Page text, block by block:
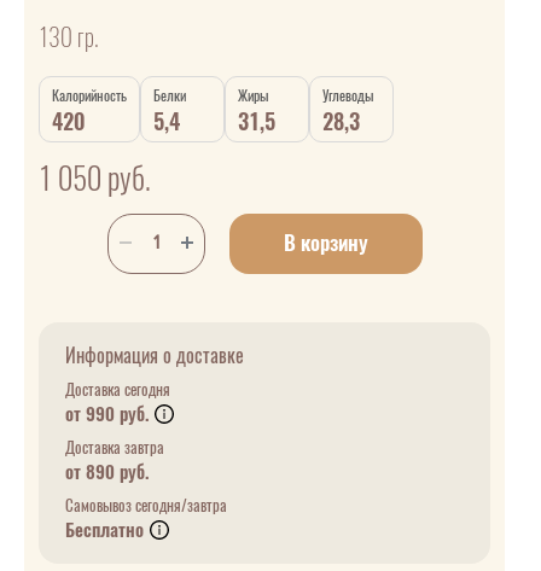
130 гр.
Калорийность
420
Белки
5,4
Жиры
31,5
Углеводы
28,3
1 050 руб.
В корзину
Информация о доставке
Доставка сегодня
от 990 руб.
Доставка завтра
от 890 руб.
Самовывоз сегодня/завтра
Бесплатно